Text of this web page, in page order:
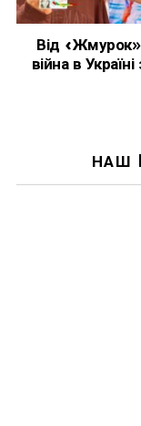
Від
війна в
НАШ